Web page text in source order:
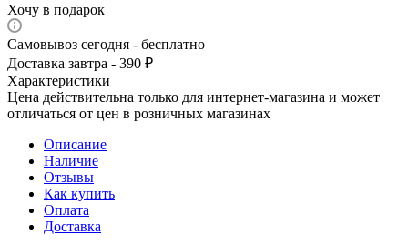
Хочу в подарок
Самовывоз сегодня - бесплатно
Доставка завтра - 390 ₽
Характеристики
Цена действительна только для интернет-магазина и может
отличаться от цен в розничных магазинах
Описание
Наличие
Отзывы
Как купить
Оплата
Доставка